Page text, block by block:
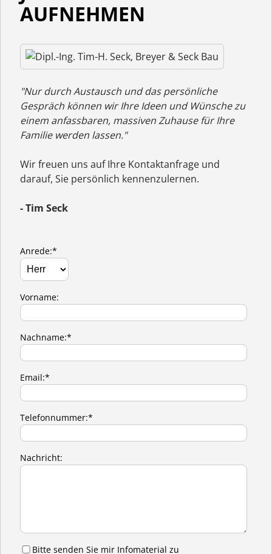
AUFNEHMEN
"Nur durch Austausch und das persönliche
Gespräch können wir Ihre Ideen und Wünsche zu
einem anfassbaren, massiven Zuhause für Ihre
Familie werden lassen."
Wir freuen uns auf Ihre Kontaktanfrage und
darauf, Sie persönlich kennenzulernen.
- Tim Seck
Anrede:*
Vorname:
Nachname:*
Email:*
Telefonnummer:*
Nachricht:
Bitte senden Sie mir Infomaterial zu